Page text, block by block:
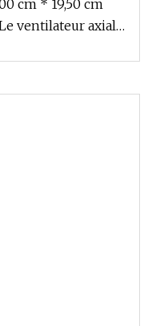
cm * 19,50 cm
ventilateur axial